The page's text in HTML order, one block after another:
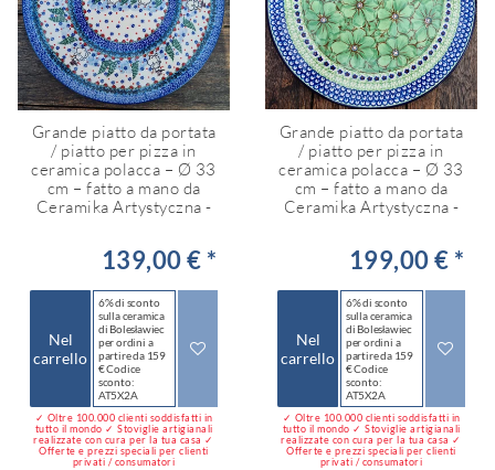
Grande piatto da portata
/ piatto per pizza in
ceramica polacca – Ø 33
cm – fatto a mano da
Ceramika Artystyczna -
139,00 € *
Nel
carrello
6% di sconto
sulla ceramica
di Bolesławiec
per ordini a
partire da 159
€ Codice
sconto:
AT5X2A
✓ Oltre 100.000 clienti soddisfatti in
tutto il mondo ✓ Stoviglie artigianali
realizzate con cura per la tua casa ✓
Offerte e prezzi speciali per clienti
privati / consumatori
Grande piatto da portata
/ piatto per pizza in
ceramica polacca – Ø 33
cm – fatto a mano da
Ceramika Artystyczna -
199,00 € *
Nel
carrello
6% di sconto
sulla ceramica
di Bolesławiec
per ordini a
partire da 159
€ Codice
sconto:
AT5X2A
✓ Oltre 100.000 clienti soddisfatti in
tutto il mondo ✓ Stoviglie artigianali
realizzate con cura per la tua casa ✓
Offerte e prezzi speciali per clienti
privati / consumatori